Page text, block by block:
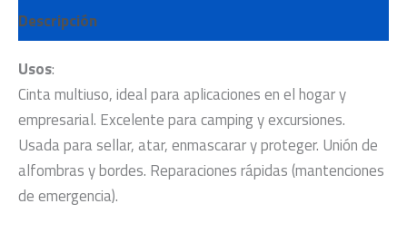
Descripción
Usos:
Cinta multiuso, ideal para aplicaciones en el hogar y
empresarial. Excelente para camping y excursiones.
Usada para sellar, atar, enmascarar y proteger. Unión de
alfombras y bordes. Reparaciones rápidas (mantenciones
de emergencia).